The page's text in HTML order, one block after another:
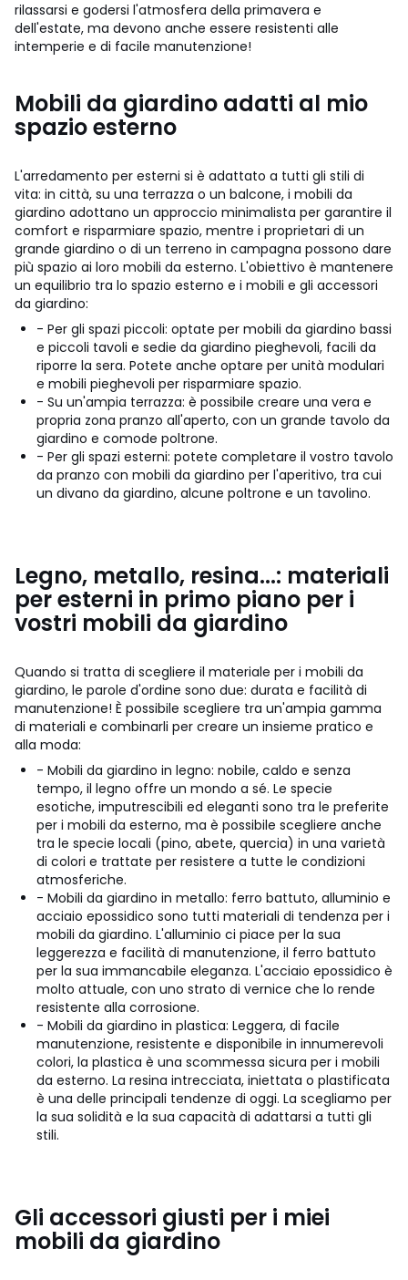
rilassarsi e godersi l'atmosfera della primavera e
dell'estate, ma devono anche essere resistenti alle
intemperie e di facile manutenzione!
Mobili da giardino adatti al mio
spazio esterno
L'arredamento per esterni si è adattato a tutti gli stili di
vita: in città, su una terrazza o un balcone, i mobili da
giardino adottano un approccio minimalista per garantire il
comfort e risparmiare spazio, mentre i proprietari di un
grande giardino o di un terreno in campagna possono dare
più spazio ai loro mobili da esterno. L'obiettivo è mantenere
un equilibrio tra lo spazio esterno e i mobili e gli accessori
da giardino:
- Per gli spazi piccoli: optate per mobili da giardino bassi
e piccoli tavoli e sedie da giardino pieghevoli, facili da
riporre la sera. Potete anche optare per unità modulari
e mobili pieghevoli per risparmiare spazio.
- Su un'ampia terrazza: è possibile creare una vera e
propria zona pranzo all'aperto, con un grande tavolo da
giardino e comode poltrone.
- Per gli spazi esterni: potete completare il vostro tavolo
da pranzo con mobili da giardino per l'aperitivo, tra cui
un divano da giardino, alcune poltrone e un tavolino.
Legno, metallo, resina...: materiali
per esterni in primo piano per i
vostri mobili da giardino
Quando si tratta di scegliere il materiale per i mobili da
giardino, le parole d'ordine sono due: durata e facilità di
manutenzione! È possibile scegliere tra un'ampia gamma
di materiali e combinarli per creare un insieme pratico e
alla moda:
- Mobili da giardino in legno: nobile, caldo e senza
tempo, il legno offre un mondo a sé. Le specie
esotiche, imputrescibili ed eleganti sono tra le preferite
per i mobili da esterno, ma è possibile scegliere anche
tra le specie locali (pino, abete, quercia) in una varietà
di colori e trattate per resistere a tutte le condizioni
atmosferiche.
- Mobili da giardino in metallo: ferro battuto, alluminio e
acciaio epossidico sono tutti materiali di tendenza per i
mobili da giardino. L'alluminio ci piace per la sua
leggerezza e facilità di manutenzione, il ferro battuto
per la sua immancabile eleganza. L'acciaio epossidico è
molto attuale, con uno strato di vernice che lo rende
resistente alla corrosione.
- Mobili da giardino in plastica: Leggera, di facile
manutenzione, resistente e disponibile in innumerevoli
colori, la plastica è una scommessa sicura per i mobili
da esterno. La resina intrecciata, iniettata o plastificata
è una delle principali tendenze di oggi. La scegliamo per
la sua solidità e la sua capacità di adattarsi a tutti gli
stili.
Gli accessori giusti per i miei
mobili da giardino